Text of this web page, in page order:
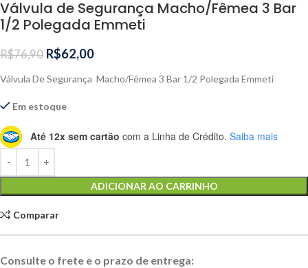
Válvula de Segurança Macho/Fêmea 3 Bar
1/2 Polegada Emmeti
R$76,90 R$62,00
Válvula De Segurança Macho/Fêmea 3 Bar 1/2 Polegada Emmeti
Em estoque
Até 12x sem cartão com a Linha de Crédito. Saiba mais
ADICIONAR AO CARRINHO
Comparar
Consulte o frete e o prazo de entrega: